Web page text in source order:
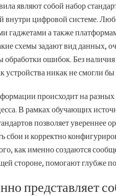
являют собой набор
внутри цифровой системе.
гаджетами а также
схемы задают вид данных,
обработки ошибок. Без
устройства никак не смогли
происходит на
В рамках обучающих
позволяет увереннее
сбои и корректно
как именно создаются
стороне, помогают глубже
представляет